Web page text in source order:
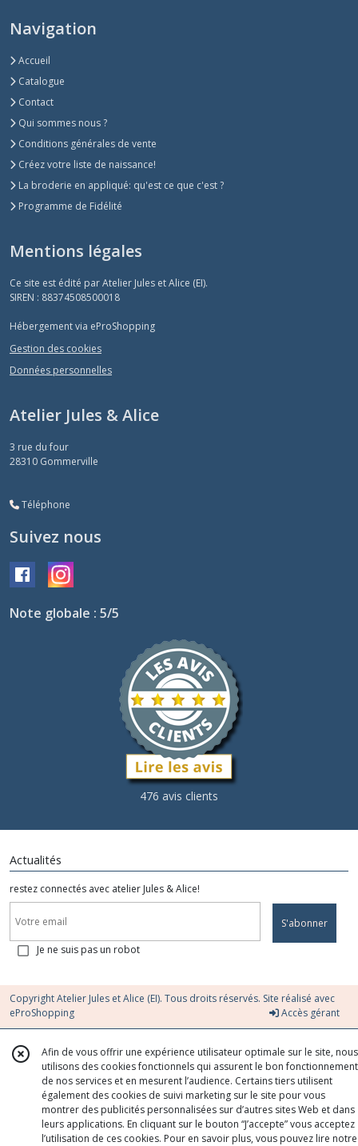
Navigation
Accueil
Catalogue
Contact
Qui sommes nous ?
Conditions générales de vente
Créez votre liste de naissance!
La broderie en appliqué: qu'est ce que c'est ?
Programme de Fidélité
Mentions légales
Ce site est édité par Atelier Jules et Alice (EI).
SIREN : 88374508500018
Hébergement via eProShopping
Gestion des cookies
Données personnelles
Atelier Jules & Alice
3 rue du four
28310 Gommerville
Téléphone
Suivez nous
Note globale : 5/5
476 avis clients
Actualités
restez connectés avec atelier Jules & Alice!
S'abonner
Je ne suis pas un robot
Copyright Atelier Jules et Alice (EI). Tous droits réservés. Site réalisé avec
eProShopping
Accès gérant
Afin de vous offrir une expérience utilisateur optimale sur le site, nous
utilisons des cookies fonctionnels qui assurent le bon fonctionnement
de nos services et en mesurent l’audience. Certains tiers utilisent
également des cookies de suivi marketing sur le site pour vous
montrer des publicités personnalisées sur d’autres sites Web et dans
leurs applications. En cliquant sur le bouton “J’accepte” vous acceptez
l’utilisation de ces cookies. Pour en savoir plus, vous pouvez lire notre